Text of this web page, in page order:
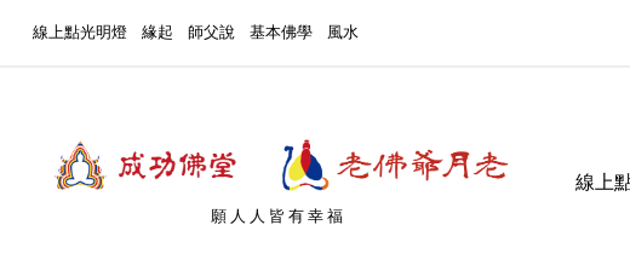
線上點光明燈 緣起 師父說 基本佛學 風水
願人人皆有幸福
線上